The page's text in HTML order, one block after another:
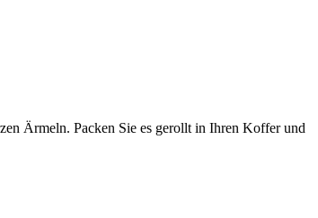
Ärmeln. Packen Sie es gerollt in Ihren Koffer und